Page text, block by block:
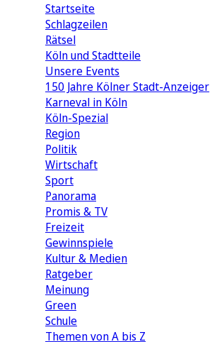
Startseite
Schlagzeilen
Rätsel
Köln und Stadtteile
Unsere Events
150 Jahre Kölner Stadt-Anzeiger
Karneval in Köln
Köln-Spezial
Region
Politik
Wirtschaft
Sport
Panorama
Promis & TV
Freizeit
Gewinnspiele
Kultur & Medien
Ratgeber
Meinung
Green
Schule
Themen von A bis Z